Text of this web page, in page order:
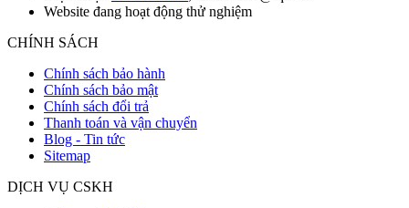
Website đang hoạt động thử nghiệm
CHÍNH SÁCH
Chính sách bảo hành
Chính sách bảo mật
Chính sách đổi trả
Thanh toán và vận chuyển
Blog - Tin tức
Sitemap
DỊCH VỤ CSKH